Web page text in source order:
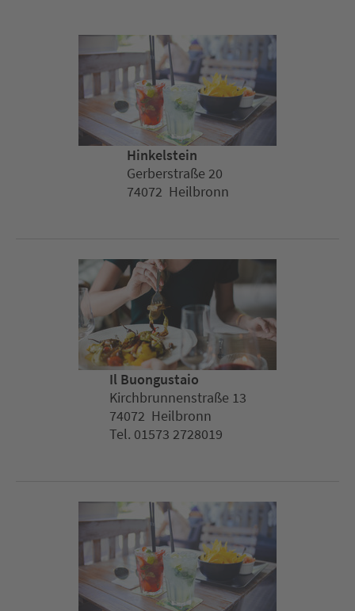
Hinkelstein
Gerberstraße 20
74072 Heilbronn
Il Buongustaio
Kirchbrunnenstraße 13
74072 Heilbronn
Tel. 01573 2728019